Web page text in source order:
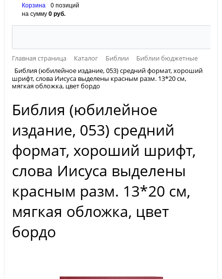
Корзина
0 позиций
на сумму0 руб.
Главная страница Каталог Библии
Библии бюджетные
Библия (юбилейное издание, 053) средний формат, хороший
шрифт, слова Иисуса выделены красным разм. 13*20 см,
мягкая обложка, цвет бордо
Библия (юбилейное
издание, 053) средний
формат, хороший шрифт,
слова Иисуса выделены
красным разм. 13*20 см,
мягкая обложка, цвет
бордо